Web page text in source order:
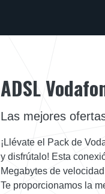
ADSL
Las mejores
¡Llévate el Pack de
y disfrútalo! Esta
Megabytes de
Te proporcionamos la